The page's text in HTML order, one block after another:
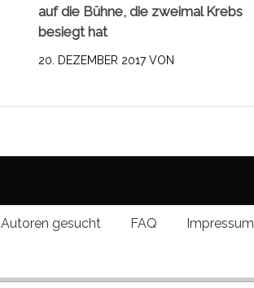
auf die Bühne, die zweimal Krebs
besiegt hat
20. DEZEMBER 2017VON
Autoren gesucht FAQ Impressum